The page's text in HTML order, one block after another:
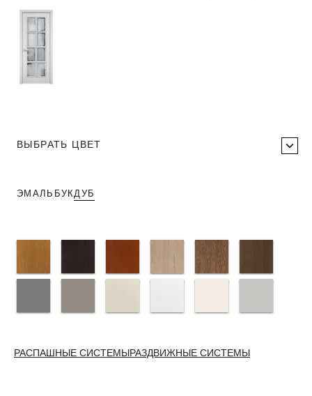
ВЫБРАТЬ ЦВЕТ
ЭМАЛЬ БУКДУБ
РАСПАШНЫЕ СИСТЕМЫРАЗДВИЖНЫЕ СИСТЕМЫ